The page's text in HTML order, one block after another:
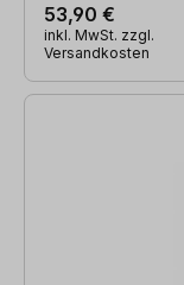
53,90 €
inkl. MwSt. zzgl.
Versandkosten